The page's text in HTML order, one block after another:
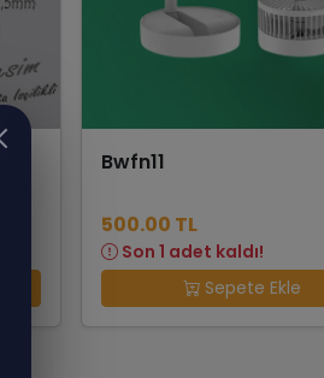
Bwfn11
500.00 TL
Son 1 adet kaldı!
Sepete Ekle